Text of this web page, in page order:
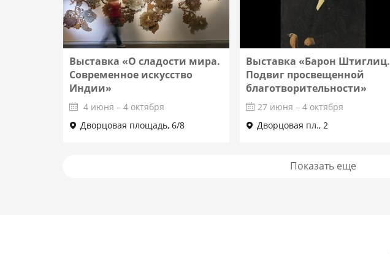
Выставка «О сладости мира.
Современное искусство
Индии»
4 июня – 4 октября
Дворцовая площадь, 6/8
Выставка «Барон Штиглиц.
Подвиг просвещенной
благотворительности»
27 июня – 4 октября
Дворцовая пл., 2
Подробнее
Показать еще